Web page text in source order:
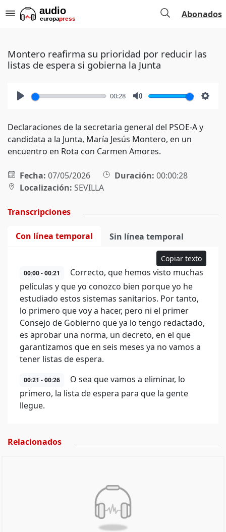
Abonados
Montero reafirma su prioridad por reducir las
listas de espera si gobierna la Junta
00:28
Declaraciones de la secretaria general del PSOE-A y
candidata a la Junta, María Jesús Montero, en un
encuentro en Rota con Carmen Amores.
Fecha: 07/05/2026 Duración: 00:00:28
Localización: SEVILLA
Transcripciones
Con línea temporal Sin línea temporal
Copiar texto
00:00 - 00:21
Correcto, que hemos visto muchas
películas y que yo conozco bien porque yo he
estudiado estos sistemas sanitarios. Por tanto,
lo primero que voy a hacer, pero ni el primer
Consejo de Gobierno que ya lo tengo redactado,
es aprobar una norma, un decreto, en el que
garantizamos que en seis meses ya no vamos a
tener listas de espera.
00:21 - 00:26
O sea que vamos a eliminar, lo
primero, la lista de espera para que la gente
llegue.
Relacionados